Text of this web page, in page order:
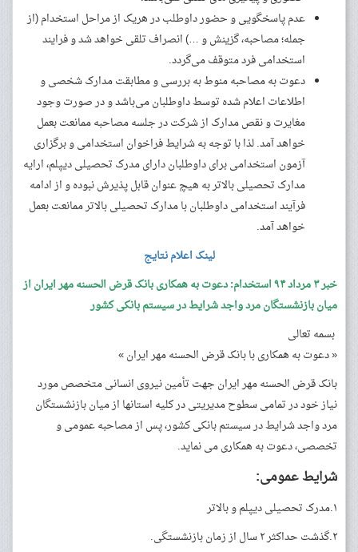
عدم پاسخگویی و حضور داوطلب در هریک از مراحل استخدام (از
جمله؛ مصاحبه، گزینش و …) انصراف تلقی خواهد شد و فرایند
استخدامی فرد متوقف می‌گردد.
دعوت به مصاحبه منوط به بررسی و مطابقت مدارک شخصی و
اطلاعات اعلام شده توسط داوطلبان می‌باشد و در صورت وجود
مغایرت و نقص مدارک از شرکت در جلسه مصاحبه ممانعت بعمل
خواهد آمد. لذا با توجه به شرایط فراخوان استخدامی و برگزاری
آزمون استخدامی برای داوطلبان دارای مدرک تحصیلی دیپلم، ارایه
مدارک تحصیلی بالاتر به هیچ عنوان قابل پذیرش نبوده و از ادامه
فرآیند استخدامی داوطلبان با مدارک تحصیلی بالاتر ممانعت بعمل
خواهد آمد.
لینک اعلام نتایج
خبر ۳ مرداد ۹۴ استخدام: دعوت به همکاری بانک قرض الحسنه مهر ایران از
میان بازنشستگان مرد واجد شرایط در سیستم بانکی کشور
بسمه تعالی
« دعوت به همکاری با بانک قرض الحسنه مهر ایران »
بانک قرض الحسنه مهر ایران جهت تأمین نیروی انسانی متخصص مورد
نیاز خود در تمامی سطوح مدیریتی در کلیه استانها از میان بازنشستگان
مرد واجد شرایط در سیستم بانکی کشور، پس از مصاحبه عمومی و
تخصصی، دعوت به همکاری می نماید.
شرایط عمومی:
۱.مدرک تحصیلی دیپلم و بالاتر
۲.گذشت حداکثر ۲ سال از زمان بازنشستگی.